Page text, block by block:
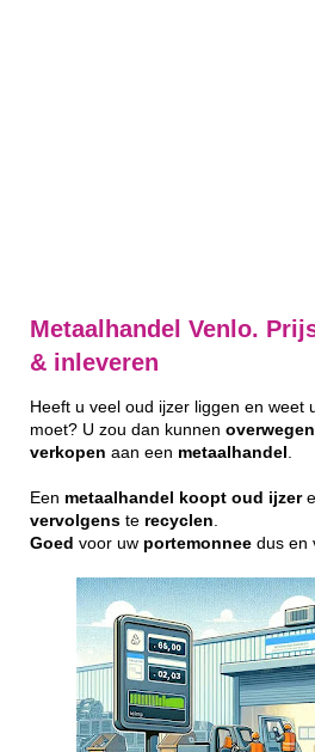
Metaalhandel Venlo.
& inleveren
Heeft u veel oud ijzer liggen en weet
moet? U zou dan kunnen overwegen
verkopen aan een metaalhandel
Een metaalhandel koopt oud ijzer
vervolgens te recyclen
Goed voor uw portemonnee dus en